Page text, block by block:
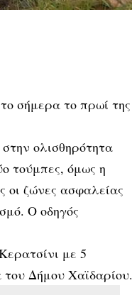
σήμερα το πρωί της
ολισθηρότητα
τούμπες, όμως η
οι ζώνες ασφαλείας
Ο οδηγός
με 5
Δήμου Χαϊδαρίου.